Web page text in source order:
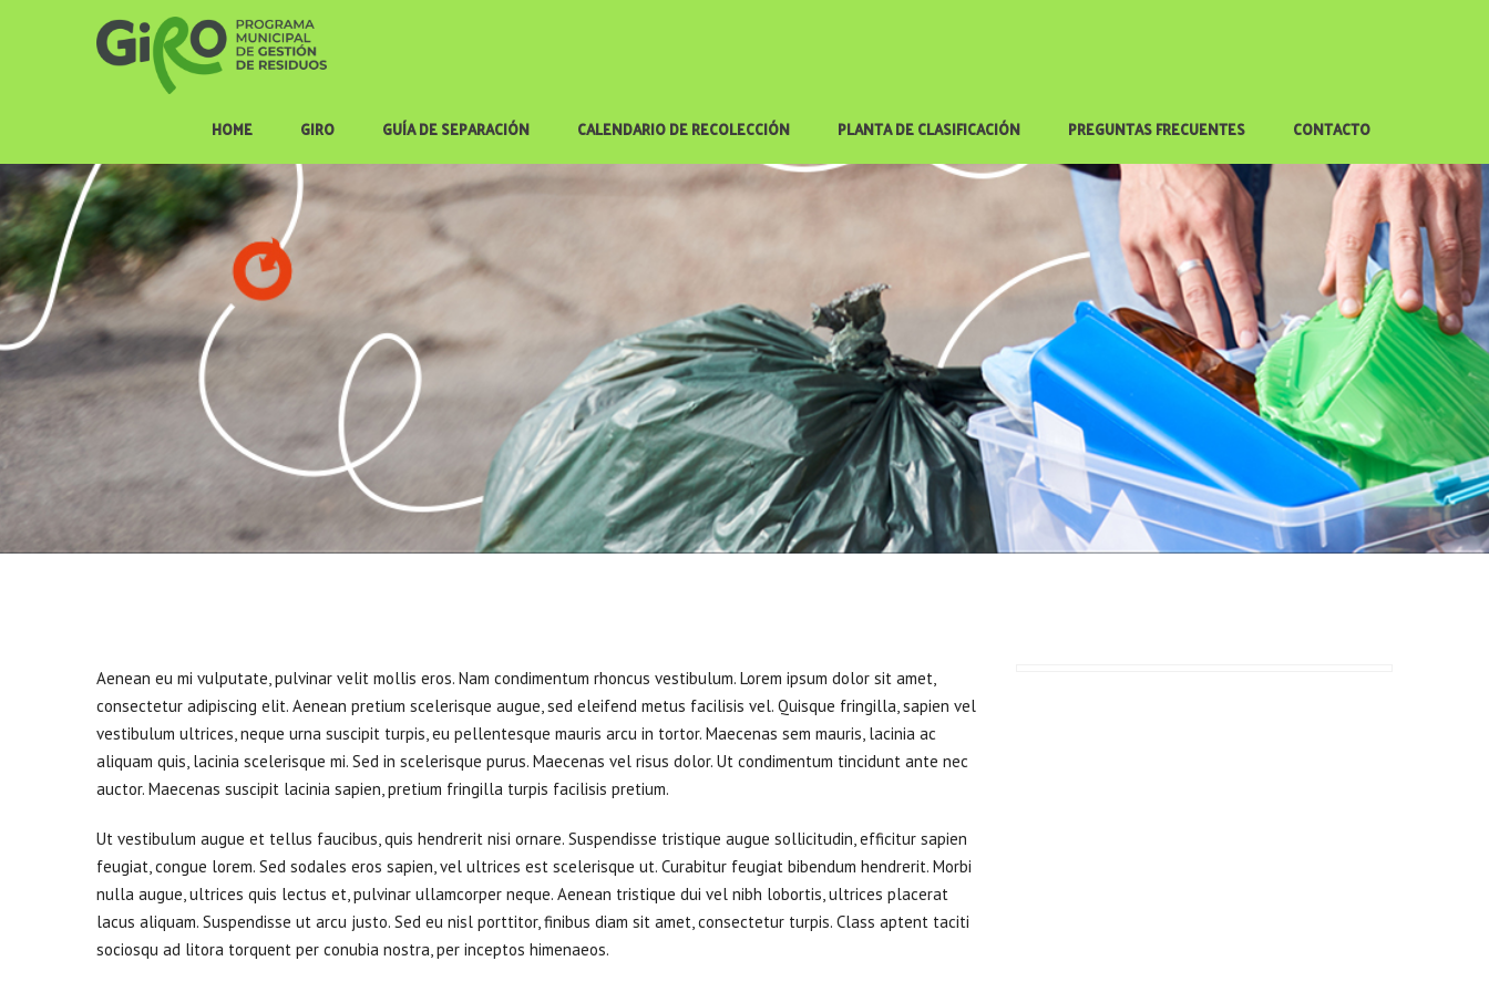
HOME GIRO GUÍA DE SEPARACIÓN CALENDARIO DE RECOLECCIÓN PLANTA DE CLASIFICACIÓN PREGUNTAS FRECUENTES CONTACTO
Aenean eu mi vulputate, pulvinar velit mollis eros. Nam condimentum rhoncus vestibulum. Lorem ipsum dolor sit amet,
consectetur adipiscing elit. Aenean pretium scelerisque augue, sed eleifend metus facilisis vel. Quisque fringilla, sapien vel
vestibulum ultrices, neque urna suscipit turpis, eu pellentesque mauris arcu in tortor. Maecenas sem mauris, lacinia ac
aliquam quis, lacinia scelerisque mi. Sed in scelerisque purus. Maecenas vel risus dolor. Ut condimentum tincidunt ante nec
auctor. Maecenas suscipit lacinia sapien, pretium fringilla turpis facilisis pretium.
Ut vestibulum augue et tellus faucibus, quis hendrerit nisi ornare. Suspendisse tristique augue sollicitudin, efficitur sapien
feugiat, congue lorem. Sed sodales eros sapien, vel ultrices est scelerisque ut. Curabitur feugiat bibendum hendrerit. Morbi
nulla augue, ultrices quis lectus et, pulvinar ullamcorper neque. Aenean tristique dui vel nibh lobortis, ultrices placerat
lacus aliquam. Suspendisse ut arcu justo. Sed eu nisl porttitor, finibus diam sit amet, consectetur turpis. Class aptent taciti
sociosqu ad litora torquent per conubia nostra, per inceptos himenaeos.